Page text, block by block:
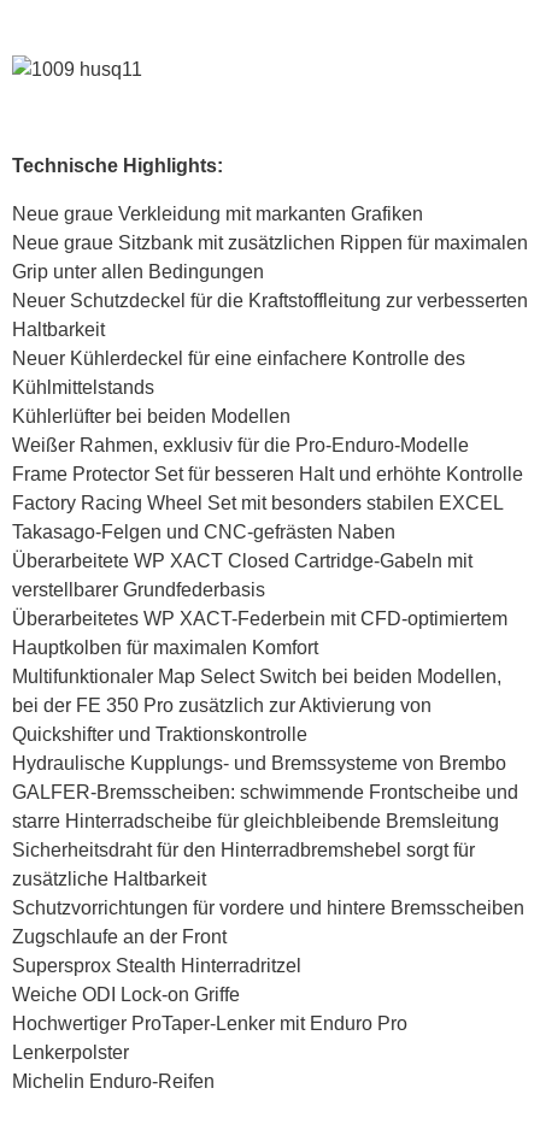
Technische Highlights:
Neue graue Verkleidung mit markanten Grafiken
Neue graue Sitzbank mit zusätzlichen Rippen für maximalen
Grip unter allen Bedingungen
Neuer Schutzdeckel für die Kraftstoffleitung zur verbesserten
Haltbarkeit
Neuer Kühlerdeckel für eine einfachere Kontrolle des
Kühlmittelstands
Kühlerlüfter bei beiden Modellen
Weißer Rahmen, exklusiv für die Pro-Enduro-Modelle
Frame Protector Set für besseren Halt und erhöhte Kontrolle
Factory Racing Wheel Set mit besonders stabilen EXCEL
Takasago-Felgen und CNC-gefrästen Naben
Überarbeitete WP XACT Closed Cartridge-Gabeln mit
verstellbarer Grundfederbasis
Überarbeitetes WP XACT-Federbein mit CFD-optimiertem
Hauptkolben für maximalen Komfort
Multifunktionaler Map Select Switch bei beiden Modellen,
bei der FE 350 Pro zusätzlich zur Aktivierung von
Quickshifter und Traktionskontrolle
Hydraulische Kupplungs- und Bremssysteme von Brembo
GALFER-Bremsscheiben: schwimmende Frontscheibe und
starre Hinterradscheibe für gleichbleibende Bremsleitung
Sicherheitsdraht für den Hinterradbremshebel sorgt für
zusätzliche Haltbarkeit
Schutzvorrichtungen für vordere und hintere Bremsscheiben
Zugschlaufe an der Front
Supersprox Stealth Hinterradritzel
Weiche ODI Lock-on Griffe
Hochwertiger ProTaper-Lenker mit Enduro Pro
Lenkerpolster
Michelin Enduro-Reifen